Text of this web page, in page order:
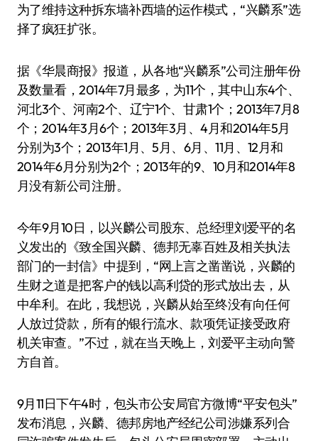
为了维持这种拆东墙补西墙的运作模式，“兴麟系”选
择了疯狂扩张。
据《华晨商报》报道，从各地“兴麟系”公司注册年份
及数量看，2014年7月最多，为11个，其中山东4个、
河北3个、河南2个、辽宁1个、甘肃1个；2013年7月8
个；2014年3月6个；2013年3月、4月和2014年5月
分别为3个；2013年1月、5月、6月、11月、12月和
2014年6月分别为2个；2013年的9、10月和2014年8
月没有新公司注册。
今年9月10日，以兴麟公司股东、总经理刘爱平的名
义发出的《致全国兴麟、德邦无辜百姓及相关执法
部门的一封信》中提到，“网上言之凿凿说，兴麟的
生财之道是把客户的钱以高利贷的形式放出去，从
中牟利。在此，我想说，兴麟从始至终没有向任何
人放过贷款，所有的银行流水、款项凭证接受政府
机关审查。”不过，就在当天晚上，刘爱平主动向警
方自首。
9月11日下午4时，包头市公安局官方微博“平安包头”
发布消息，兴麟、德邦房地产经纪公司涉嫌系列合